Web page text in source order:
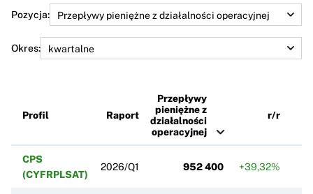
Pozycja:
Okres:
Profil Raport
Przepływy
pieniężne z
działalności
operacyjnej
r/r
CPS
(CYFRPLSAT)
2026/Q1 952 400 +39,32%